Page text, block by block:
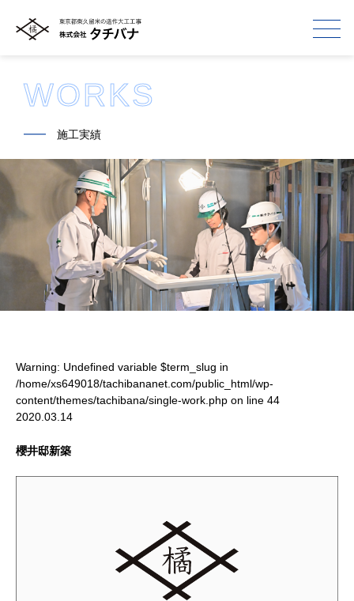
WORKS
━━ 施工実績
Warning: Undefined variable $term_slug in
/home/xs649018/tachibananet.com/public_html/wp-
content/themes/tachibana/single-work.php on line 44
2020.03.14
櫻井邸新築